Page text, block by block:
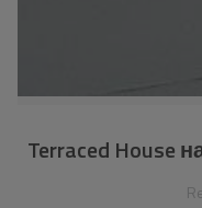
Terraced House